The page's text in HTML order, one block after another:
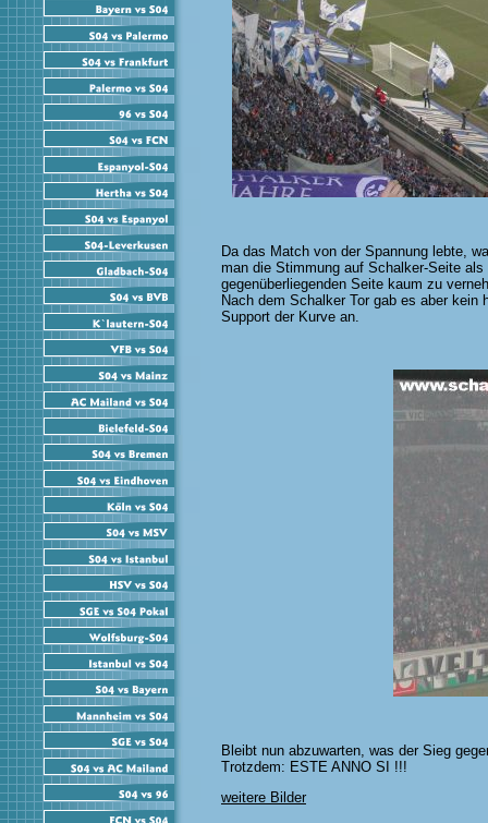
Da das Match von der Spannung lebte,
man die Stimmung auf Schalker-Seite
gegenüberliegenden Seite kaum zu
Nach dem Schalker Tor gab es aber
Support der Kurve an.
Bleibt nun abzuwarten, was der Sieg
Trotzdem: ESTE ANNO SI !!!
weitere Bilder